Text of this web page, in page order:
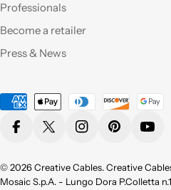
Professionals
Become a retailer
Press & News
Payment
methods
FacebookX (Twitter)InstagramPinterest
© 2026Creative Cables. Creative
Mosaic S.p.A. - Lungo Dora P.Colletta